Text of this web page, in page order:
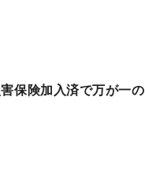
保険加入済で万が一の